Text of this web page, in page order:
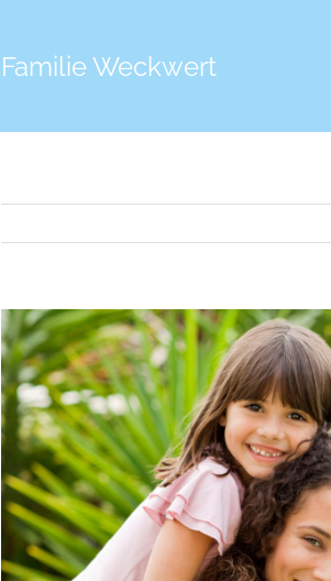
Familie Weckwert
View
Larger
Image